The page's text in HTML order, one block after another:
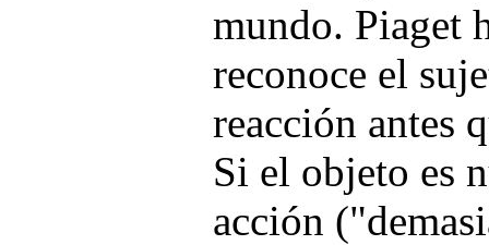
mundo. Piaget
reconoce el
reacción antes
Si el objeto es
acción